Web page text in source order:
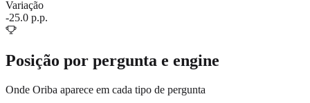
Variação
-25.0 p.p.
Posição por pergunta e engine
Onde Oriba aparece em cada tipo de pergunta